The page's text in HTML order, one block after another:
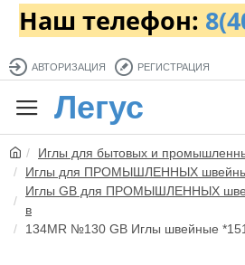
Наш телефон:
АВТОРИЗАЦИЯ РЕГИСТРАЦИЯ
Легус
Иглы для бытовых и
Иглы для ПРОМЫШЛЕННЫХ
Иглы GB для ПРОМЫШЛЕННЫХ
в
134MR №130 GB Иглы швейные